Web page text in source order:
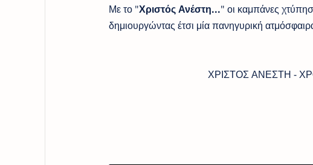
Με το "Χριστός Ανέστη..." οι καμπάνες
δημιουργώντας έτσι μία πανηγυρική
ΧΡΙΣΤΟΣ ΑΝΕΣΤΗ -